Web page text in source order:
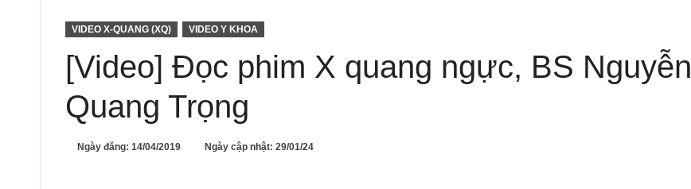
VIDEO X-QUANG (XQ) VIDEO Y KHOA
[Video] Đọc phim X quang ngực, BS Nguyễn
Quang Trọng
Ngày đăng: 14/04/2019 Ngày cập nhật: 29/01/24